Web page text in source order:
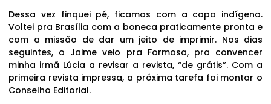
Dessa vez finquei pé, ficamos com a capa indígena.
Voltei pra Brasília com a boneca praticamente pronta e
com a missão de dar um jeito de imprimir. Nos dias
seguintes, o Jaime veio pra Formosa, pra convencer
minha irmã Lúcia a revisar a revista, “de grátis”. Com a
primeira revista impressa, a próxima tarefa foi montar o
Conselho Editorial.